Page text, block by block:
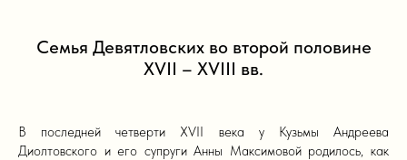
Семья Девятловских во второй половине
XVII – XVIII вв.
В последней четверти XVII века у Кузьмы Андреева
Диолтовского и его супруги Анны Максимовой родилось, как